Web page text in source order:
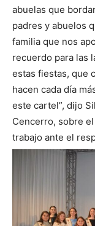
abuelas que
padres y abuelos
familia que nos
recuerdo para las
estas fiestas, que
hacen cada día
este cartel”, dijo
Cencerro, sobre
trabajo ante el